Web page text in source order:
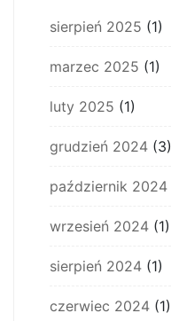
sierpień 2025 (1)
marzec 2025 (1)
luty 2025 (1)
grudzień 2024 (3)
październik 2024
wrzesień 2024 (1)
sierpień 2024 (1)
czerwiec 2024 (1)